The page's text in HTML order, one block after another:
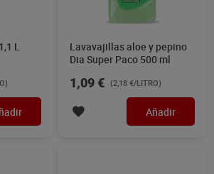
L
Lavavajillas aloe y pepino
Dia Super Paco 500 ml
1,09 € (2,18 €/LITRO)
Añadir